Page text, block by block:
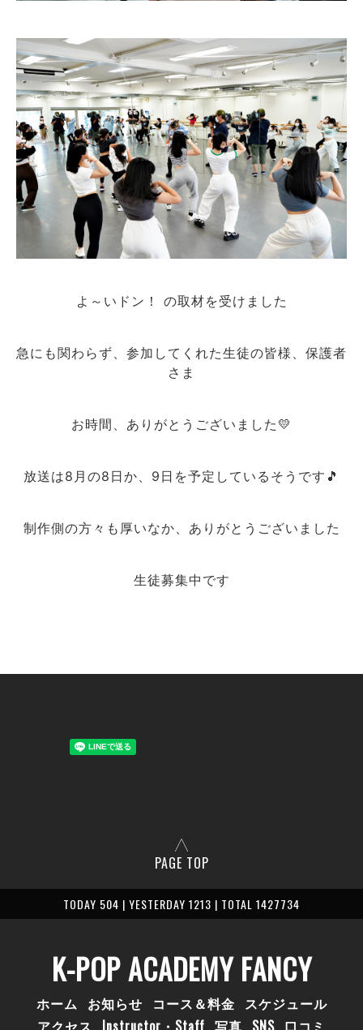
よ～いドン！ の取材を受けました
急にも関わらず、参加してくれた生徒の皆様、保護者
さま
お時間、ありがとうございました💛
放送は8月の8日か、9日を予定しているそうです🎵
制作側の方々も厚いなか、ありがとうございました
生徒募集中です
PAGE TOP
TODAY 504 | YESTERDAY 1213 | TOTAL 1427734
K-POP ACADEMY FANCY
ホーム お知らせ コース＆料金 スケジュール
アクセス
Instructor・Staff 写真 SNS 口コミ